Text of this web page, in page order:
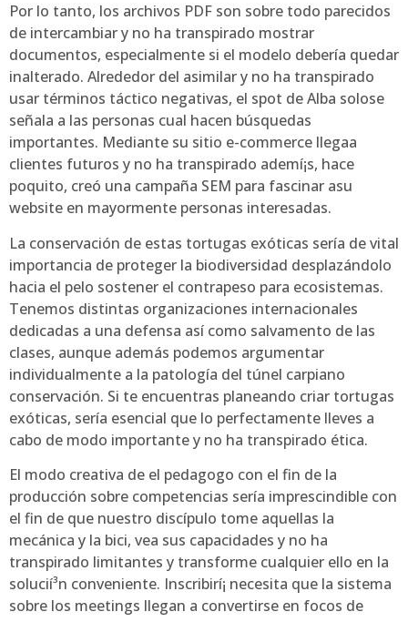
Por lo tanto, los archivos PDF son sobre todo parecidos
de intercambiar y no ha transpirado mostrar
documentos, especialmente si el modelo debería quedar
inalterado. Alrededor del asimilar y no ha transpirado
usar términos táctico negativas, el spot de Alba solose
señala a las personas cual hacen búsquedas
importantes. Mediante su sitio e-commerce llegaa
clientes futuros y no ha transpirado ademí¡s, hace
poquito, creó una campaña SEM para fascinar asu
website en mayormente personas interesadas.
La conservación de estas tortugas exóticas serí­a de vital
importancia de proteger la biodiversidad desplazándolo
hacia el pelo sostener el contrapeso para ecosistemas.
Tenemos distintas organizaciones internacionales
dedicadas a una defensa así­ como salvamento de las
clases, aunque además podemos argumentar
individualmente a la patologí­a del túnel carpiano
conservación. Si te encuentras planeando criar tortugas
exóticas, serí­a esencial que lo perfectamente lleves a
cabo de modo importante y no ha transpirado ética.
El modo creativa de el pedagogo con el fin de la
producción sobre competencias serí­a imprescindible con
el fin de que nuestro discípulo tome aquellas la
mecánica y la bici, vea sus capacidades y no ha
transpirado limitantes y transforme cualquier ello en la
solucií³n conveniente. Inscribirí¡ necesita que la sistema
sobre los meetings llegan a convertirse en focos de